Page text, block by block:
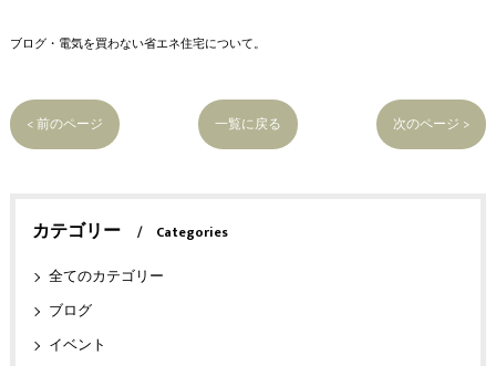
ブログ・電気を買わない省エネ住宅について。
< 前のページ 一覧に戻る 次のページ >
カテゴリー
Categories
全てのカテゴリー
ブログ
イベント